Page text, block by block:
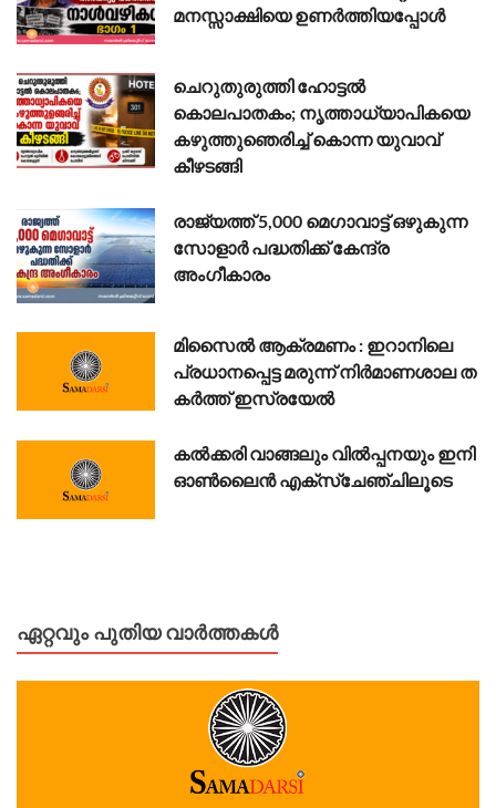
മനസ്സാക്ഷിയെ ഉണർത്തിയപ്പോൾ
ചെറുതുരുത്തി ഹോട്ടൽ
കൊലപാതകം; നൃത്താധ്യാപികയെ
കഴുത്തുഞെരിച്ച് കൊന്ന യുവാവ്
കീഴടങ്ങി
രാജ്യത്ത് 5,000 മെഗാവാട്ട് ഒഴുകുന്ന
സോളാർ പദ്ധതിക്ക് കേന്ദ്ര
അംഗീകാരം
മി​സൈ​ൽ ആ​ക്ര​മ​ണം : ഇ​റാ​നി​ലെ
പ്ര​ധാ​ന​പ്പെ​ട്ട മ​രു​ന്ന് നി​ര്‍​മാ​ണ​ശാ​ല ത​
ക​ർ​ത്ത് ഇ​സ്ര​യേ​ൽ
കൽക്കരി വാങ്ങലും വിൽപ്പനയും ഇനി
ഓൺലൈൻ എക്സ്ചേഞ്ചിലൂടെ
ഏറ്റവും പുതിയ വാർത്തകൾ